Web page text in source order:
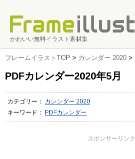
かわいい無料イラスト素材集
フレームイラストTOP > カレンダー 2020 >
PDFカレンダー2020年5月
カテゴリー： カレンダー 2020
キーワード：
PDFカレンダー
スポンサーリンク